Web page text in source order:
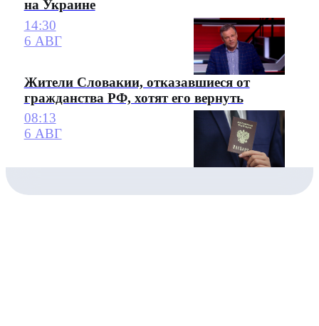
на Украине
14:30
6 АВГ
Жители Словакии, отказавшиеся от
гражданства РФ, хотят его вернуть
08:13
6 АВГ